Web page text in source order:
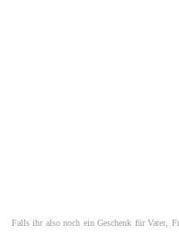
Falls ihr also noch ein Geschenk für Vater,